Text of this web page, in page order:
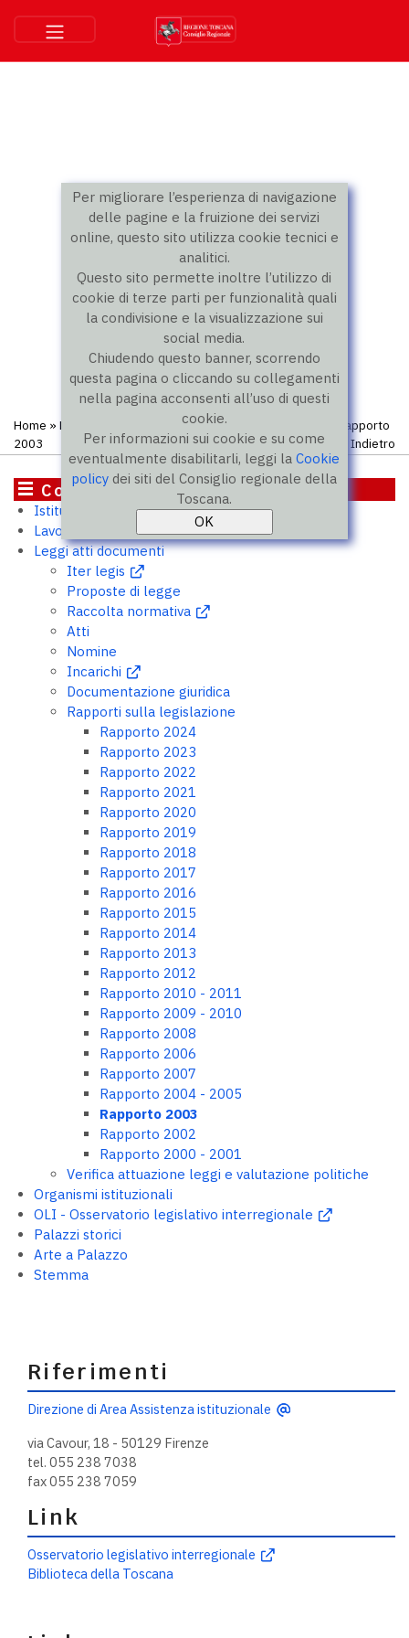
Per migliorare l’esperienza di navigazione
delle pagine e la fruizione dei servizi
online, questo sito utilizza cookie tecnici e
analitici.
Questo sito permette inoltre l’utilizzo di
cookie di terze parti per funzionalità quali
la condivisione e la visualizzazione sui
social media.
Chiudendo questo banner, scorrendo
questa pagina o cliccando su collegamenti
nella pagina acconsenti all’uso di questi
cookie.
Per informazioni sui cookie e su come
eventualmente disabilitarli, leggi laCookie
policy dei siti del Consiglio regionale della
Toscana.
Home » Leggi atti documenti Rapporti sulla legislazione
» Rapporto
2003
Indietro
Consiglio
Istituzione
Lavori del Consiglio
Leggi atti documenti
Iter legis
Proposte di legge
Raccolta normativa
Atti
Nomine
Incarichi
Documentazione giuridica
Rapporti sulla legislazione
Rapporto 2024
Rapporto 2023
Rapporto 2022
Rapporto 2021
Rapporto 2020
Rapporto 2019
Rapporto 2018
Rapporto 2017
Rapporto 2016
Rapporto 2015
Rapporto 2014
Rapporto 2013
Rapporto 2012
Rapporto 2010 - 2011
Rapporto 2009 - 2010
Rapporto 2008
Rapporto 2006
Rapporto 2007
Rapporto 2004 - 2005
Rapporto 2003
Rapporto 2002
Rapporto 2000 - 2001
Verifica attuazione leggi e valutazione politiche
Organismi istituzionali
OLI - Osservatorio legislativo interregionale
Palazzi storici
Arte a Palazzo
Stemma
Riferimenti
Direzione di Area Assistenza istituzionale
via Cavour, 18 - 50129 Firenze
tel. 055 238 7038
fax 055 238 7059
Link
Osservatorio legislativo interregionale
Biblioteca della Toscana